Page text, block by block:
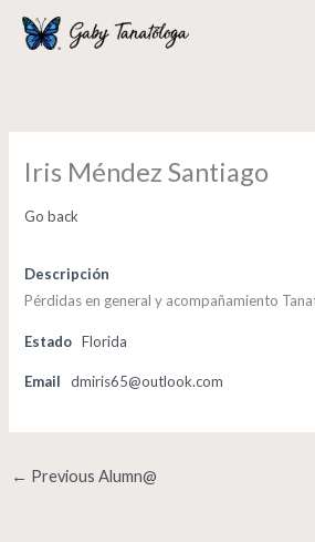
Iris Méndez Santiago
Go back
Descripción
Pérdidas en general y acompañamiento
Estado Florida
Email dmiris65@outlook.com
← Previous Alumn@